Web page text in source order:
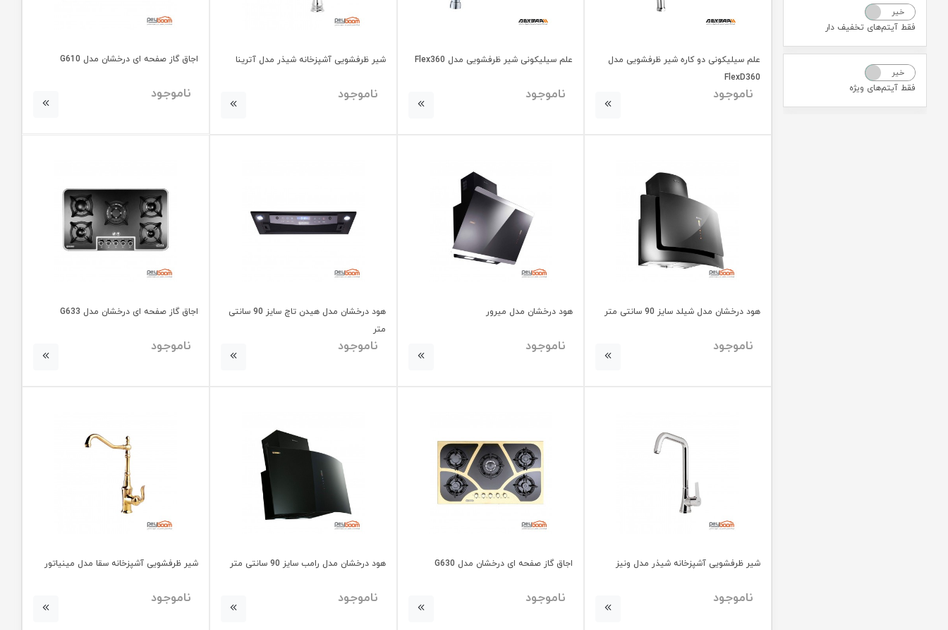
خیر
فقط آیتم‌های تخفیف دار
خیر
فقط آیتم‌های ویژه
علم سیلیکونی دو کاره شیر ظرفشویی مدل
FlexD360
ناموجود
علم سیلیکونی شیر ظرفشویی مدل Flex360
ناموجود
شیر ظرفشویی آشپزخانه شیذر مدل آترینا
ناموجود
اجاق گاز صفحه ای درخشان مدل G610
ناموجود
هود درخشان مدل شیلد سایز 90 سانتی متر
ناموجود
هود درخشان مدل میرور
ناموجود
هود درخشان مدل هیدن تاچ سایز 90 سانتی
متر
ناموجود
اجاق گاز صفحه ای درخشان مدل G633
ناموجود
شیر ظرفشویی آشپزخانه شیذر مدل ونیز
ناموجود
اجاق گاز صفحه ای درخشان مدل G630
ناموجود
هود درخشان مدل رامب سایز 90 سانتی متر
ناموجود
شیر ظرفشویی آشپزخانه سقا مدل مینیاتور
ناموجود